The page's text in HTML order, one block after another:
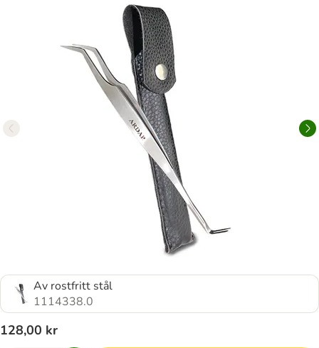
Av rostfritt stål
1114338.0
128,00 kr